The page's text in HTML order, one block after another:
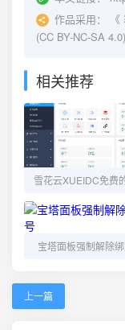
作品采用：
《
(CC BY-NC-SA 4.0)
相关推荐
宝塔面板强制解除
上一篇